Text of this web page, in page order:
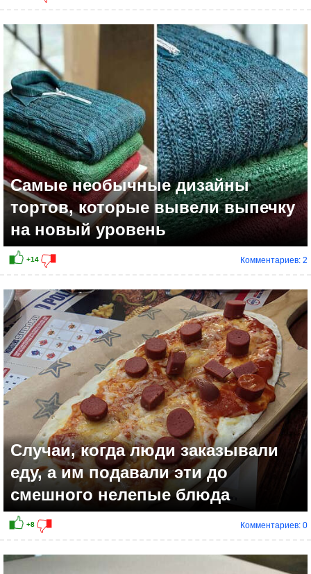
+25
Самые необычные дизайны
тортов, которые вывели выпечку
на новый уровень
Комментариев: 2
Случаи, когда люди заказывали
еду, а им подавали эти до
смешного нелепые блюда
Комментариев: 0